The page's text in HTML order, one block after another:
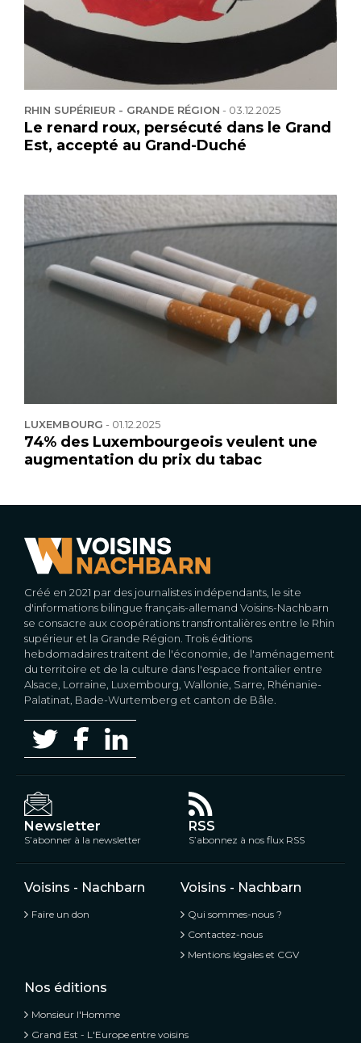
RHIN SUPÉRIEUR - GRANDE RÉGION - 03.12.2025
Le renard roux, persécuté dans le Grand
Est, accepté au Grand-Duché
LUXEMBOURG - 01.12.2025
74% des Luxembourgeois veulent une
augmentation du prix du tabac
Créé en 2021 par des journalistes indépendants, le site
d'informations bilingue français-allemand Voisins-Nachbarn
se consacre aux coopérations transfrontalières entre le Rhin
supérieur et la Grande Région. Trois éditions
hebdomadaires traitent de l'économie, de l'aménagement
du territoire et de la culture dans l'espace frontalier entre
Alsace, Lorraine, Luxembourg, Wallonie, Sarre, Rhénanie-
Palatinat, Bade-Wurtemberg et canton de Bâle.
Newsletter
S’abonner à la newsletter
RSS
S’abonnez à nos flux RSS
Voisins - Nachbarn
Faire un don
Voisins - Nachbarn
Qui sommes-nous ?
Contactez-nous
Mentions légales et CGV
Nos éditions
Monsieur l'Homme
Grand Est - L'Europe entre voisins